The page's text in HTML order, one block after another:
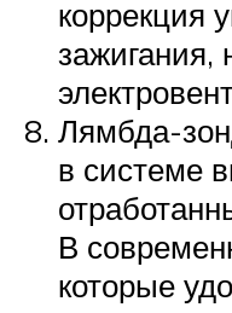
коррекция
зажигания,
Лямбда-
в системе
В
которые